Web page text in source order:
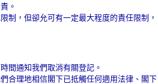
。
制，但卻允可有一定最大程度的責任限制，
間通知我們取消有關登記。
合理地相信閣下已抵觸任何適用法律、閣下